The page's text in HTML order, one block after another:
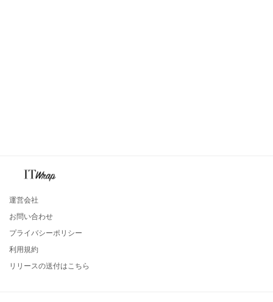
運営会社
お問い合わせ
プライバシーポリシー
利用規約
リリースの送付はこちら